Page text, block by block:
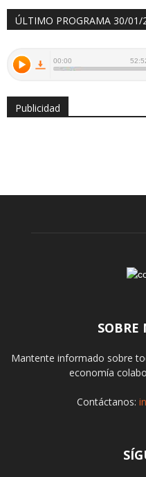
ÚLTIMO PROGRAMA 30/01/
Publicidad
SOBRE
Mantente informado sobre
economía
Contáctanos: